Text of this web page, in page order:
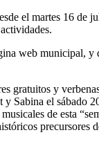
el martes 16 de
web municipal, y
gratuitos y
el sábado
de esta
precursores